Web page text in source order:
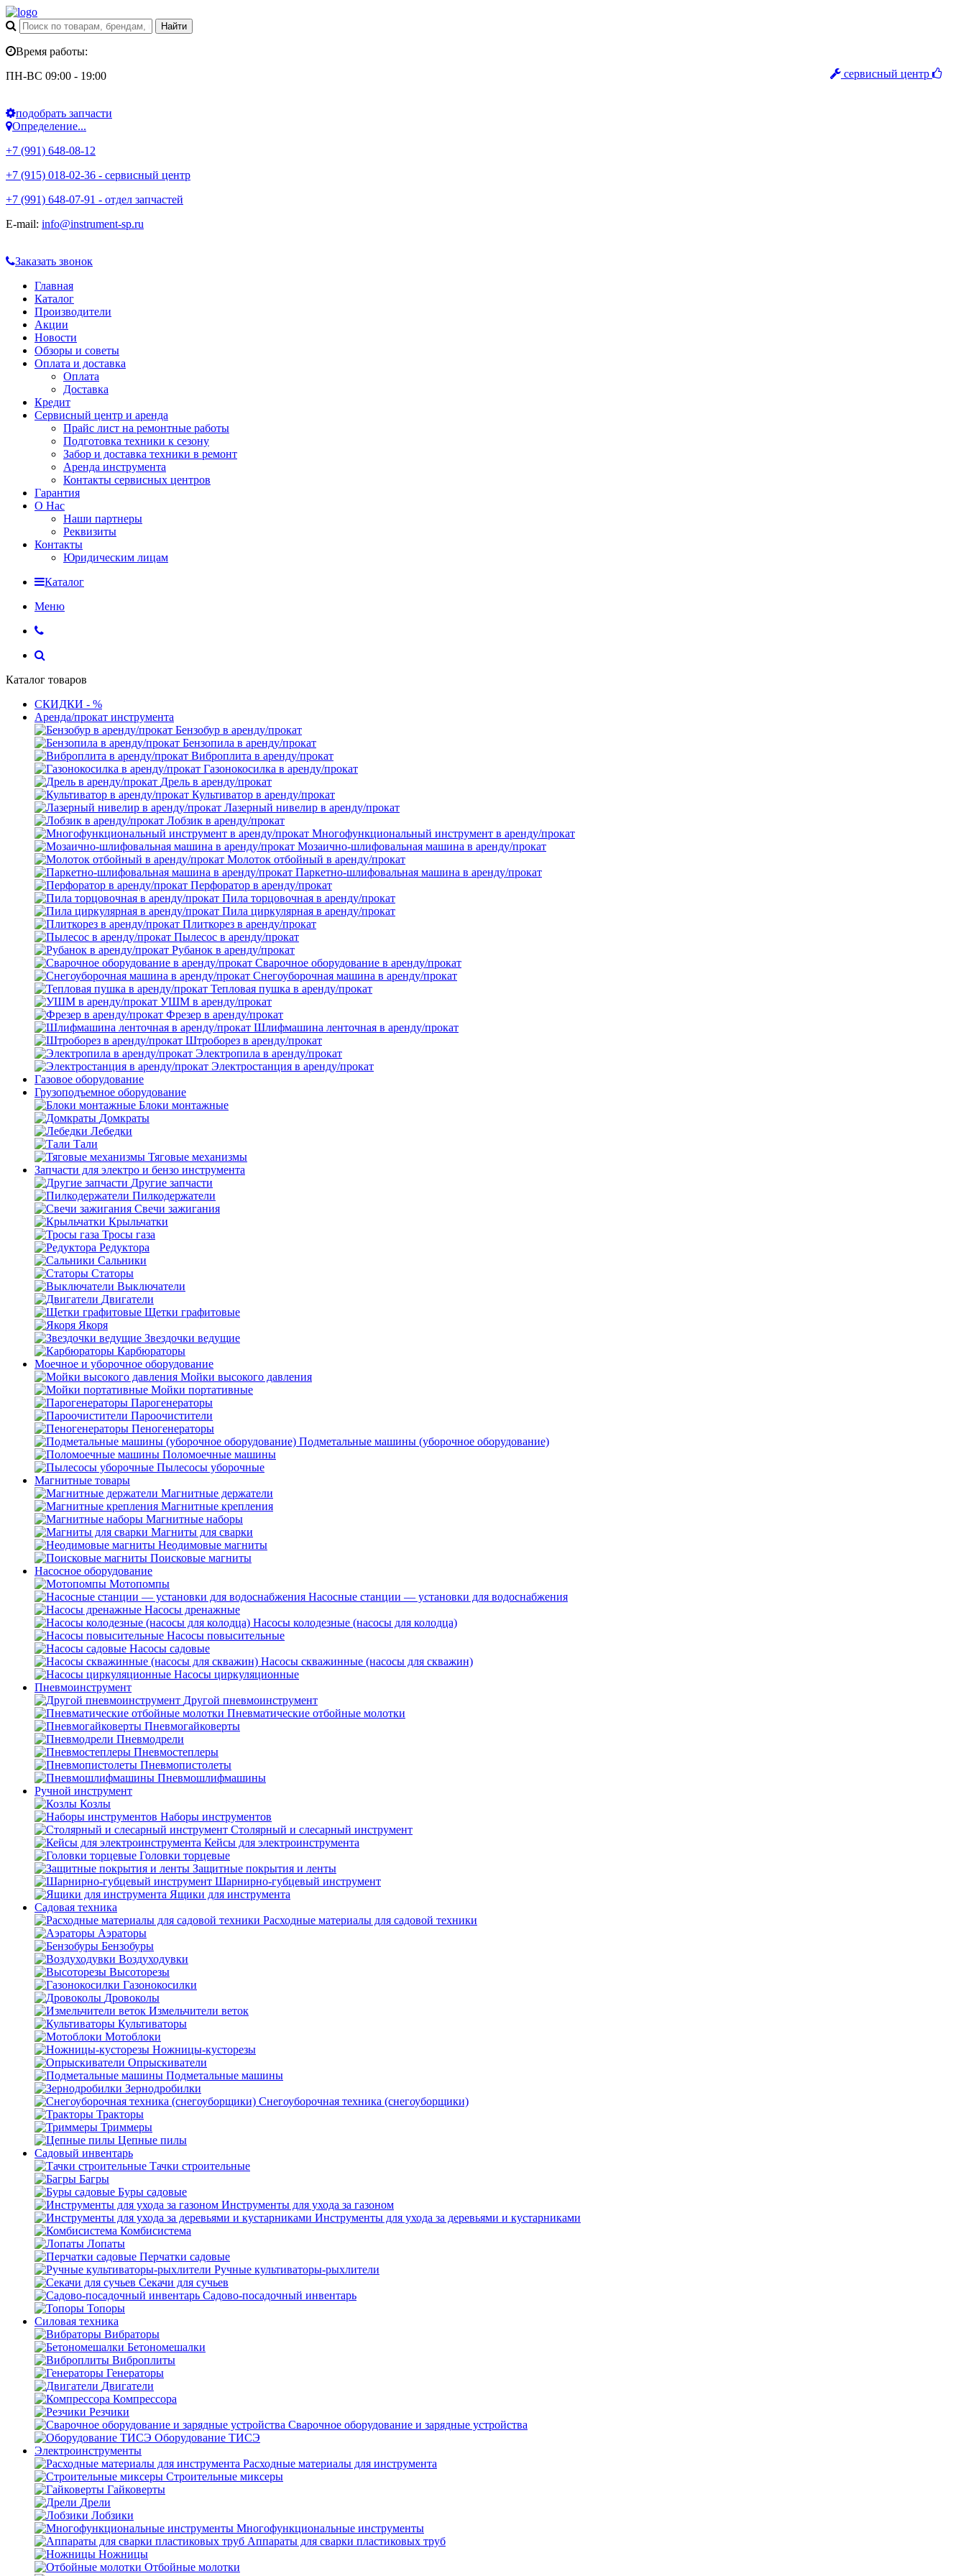
сервисный центр
Время работы:
ПН-ВС 09:00 - 19:00
подобрать запчасти
Определение...
+7 (991) 648-08-12
+7 (915) 018-02-36 - сервисный центр
+7 (991) 648-07-91 - отдел запчастей
E-mail: info@instrument-sp.ru
Заказать звонок
Главная
Каталог
Производители
Акции
Новости
Обзоры и советы
Оплата и доставка
Оплата
Доставка
Кредит
Сервисный центр и аренда
Прайс лист на ремонтные работы
Подготовка техники к сезону
Забор и доставка техники в ремонт
Аренда инструмента
Контакты сервисных центров
Гарантия
О Нас
Наши партнеры
Реквизиты
Контакты
Юридическим лицам
Каталог
Меню
Каталог товаров
СКИДКИ - %
Аренда/прокат инструмента
Бензобур в аренду/прокат
Бензопила в аренду/прокат
Виброплита в аренду/прокат
Газонокосилка в аренду/прокат
Дрель в аренду/прокат
Культиватор в аренду/прокат
Лазерный нивелир в аренду/прокат
Лобзик в аренду/прокат
Многофункциональный инструмент в аренду/прокат
Мозаично-шлифовальная машина в аренду/прокат
Молоток отбойный в аренду/прокат
Паркетно-шлифовальная машина в аренду/прокат
Перфоратор в аренду/прокат
Пила торцовочная в аренду/прокат
Пила циркулярная в аренду/прокат
Плиткорез в аренду/прокат
Пылесос в аренду/прокат
Рубанок в аренду/прокат
Сварочное оборудование в аренду/прокат
Снегоуборочная машина в аренду/прокат
Тепловая пушка в аренду/прокат
УШМ в аренду/прокат
Фрезер в аренду/прокат
Шлифмашина ленточная в аренду/прокат
Штроборез в аренду/прокат
Электропила в аренду/прокат
Электростанция в аренду/прокат
Газовое оборудование
Грузоподъемное оборудование
Блоки монтажные
Домкраты
Лебедки
Тали
Тяговые механизмы
Запчасти для электро и бензо инструмента
Другие запчасти
Пилкодержатели
Свечи зажигания
Крыльчатки
Тросы газа
Редуктора
Сальники
Статоры
Выключатели
Двигатели
Щетки графитовые
Якоря
Звездочки ведущие
Карбюраторы
Моечное и уборочное оборудование
Мойки высокого давления
Мойки портативные
Парогенераторы
Пароочистители
Пеногенераторы
Подметальные машины (уборочное оборудование)
Поломоечные машины
Пылесосы уборочные
Магнитные товары
Магнитные держатели
Магнитные крепления
Магнитные наборы
Магниты для сварки
Неодимовые магниты
Поисковые магниты
Насосное оборудование
Мотопомпы
Насосные станции — установки для водоснабжения
Насосы дренажные
Насосы колодезные (насосы для колодца)
Насосы повысительные
Насосы садовые
Насосы скважинные (насосы для скважин)
Насосы циркуляционные
Пневмоинструмент
Другой пневмоинструмент
Пневматические отбойные молотки
Пневмогайковерты
Пневмодрели
Пневмостеплеры
Пневмопистолеты
Пневмошлифмашины
Ручной инструмент
Козлы
Наборы инструментов
Столярный и слесарный инструмент
Кейсы для электроинструмента
Головки торцевые
Защитные покрытия и ленты
Шарнирно-губцевый инструмент
Ящики для инструмента
Садовая техника
Расходные материалы для садовой техники
Аэраторы
Бензобуры
Воздуходувки
Высоторезы
Газонокосилки
Дровоколы
Измельчители веток
Культиваторы
Мотоблоки
Ножницы-кусторезы
Опрыскиватели
Подметальные машины
Зернодробилки
Снегоуборочная техника (снегоуборщики)
Тракторы
Триммеры
Цепные пилы
Садовый инвентарь
Тачки строительные
Багры
Буры садовые
Инструменты для ухода за газоном
Инструменты для ухода за деревьями и кустарниками
Комбисистема
Лопаты
Перчатки садовые
Ручные культиваторы-рыхлители
Секачи для сучьев
Садово-посадочный инвентарь
Топоры
Силовая техника
Вибраторы
Бетономешалки
Виброплиты
Генераторы
Двигатели
Компрессора
Резчики
Сварочное оборудование и зарядные устройства
Оборудование ТИСЭ
Электроинструменты
Расходные материалы для инструмента
Строительные миксеры
Гайковерты
Дрели
Лобзики
Многофункциональные инструменты
Аппараты для сварки пластиковых труб
Ножницы
Отбойные молотки